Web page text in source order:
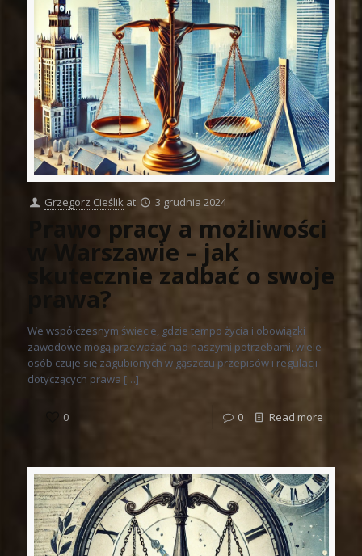
Grzegorz Cieślik at 3 grudnia 2024
Prawo pracy a możliwości
w Warszawie – jak
skutecznie zadbać o swoje
prawa?
We współczesnym świecie, gdzie tempo życia i obowiązki
zawodowe mogą przeważać nad naszymi potrzebami, wiele
osób czuje się zagubionych w gąszczu przepisów i regulacji
dotyczących prawa […]
0 0 Read more